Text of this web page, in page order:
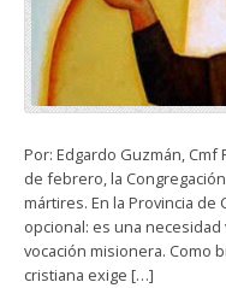
Por: Edgardo Guzmán,
de febrero, la
mártires. En la Provincia
opcional: es una
vocación misionera. Como
cristiana exige […]